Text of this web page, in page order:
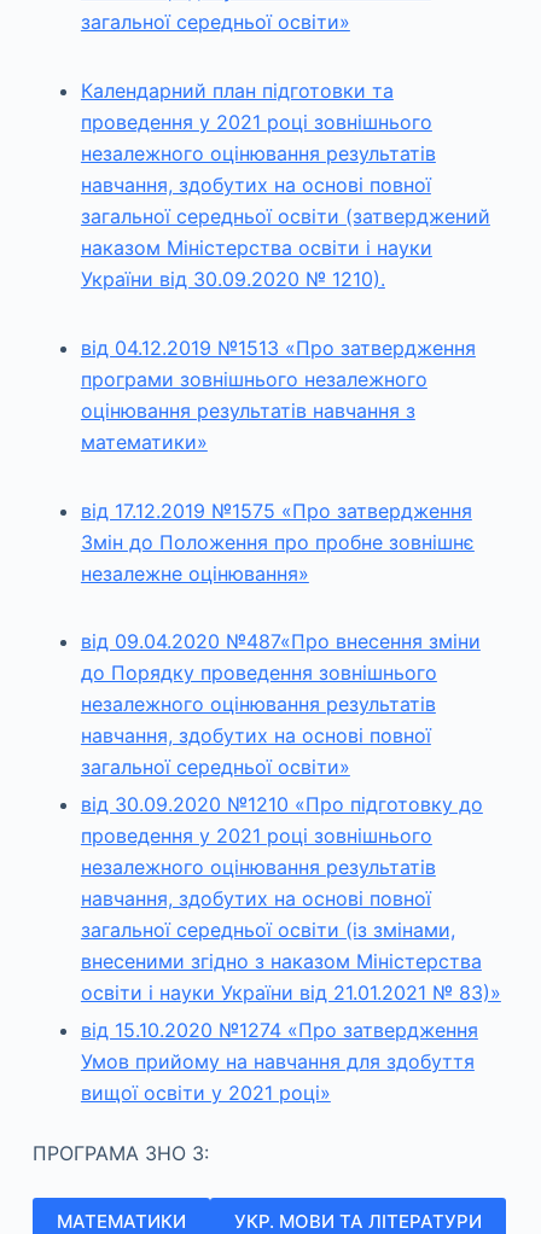
загальної середньої освіти»
Календарний план підготовки та
проведення у 2021 році зовнішнього
незалежного оцінювання результатів
навчання, здобутих на основі повної
загальної середньої освіти (затверджений
наказом Міністерства освіти і науки
України від 30.09.2020 № 1210).
від 04.12.2019 №1513 «Про затвердження
програми зовнішнього незалежного
оцінювання результатів навчання з
математики»
від 17.12.2019 №1575 «Про затвердження
Змін до Положення про пробне зовнішнє
незалежне оцінювання»
від 09.04.2020 №487«Про внесення зміни
до Порядку проведення зовнішнього
незалежного оцінювання результатів
навчання, здобутих на основі повної
загальної середньої освіти»
від 30.09.2020 №1210 «Про підготовку до
проведення у 2021 році зовнішнього
незалежного оцінювання результатів
навчання, здобутих на основі повної
загальної середньої освіти (із змінами,
внесеними згідно з наказом Міністерства
освіти і науки України від 21.01.2021 № 83)»
від 15.10.2020 №1274 «Про затвердження
Умов прийому на навчання для здобуття
вищої освіти у 2021 році»
ПРОГРАМА ЗНО З:
МАТЕМАТИКИ УКР. МОВИ ТА ЛІТЕРАТУРИ